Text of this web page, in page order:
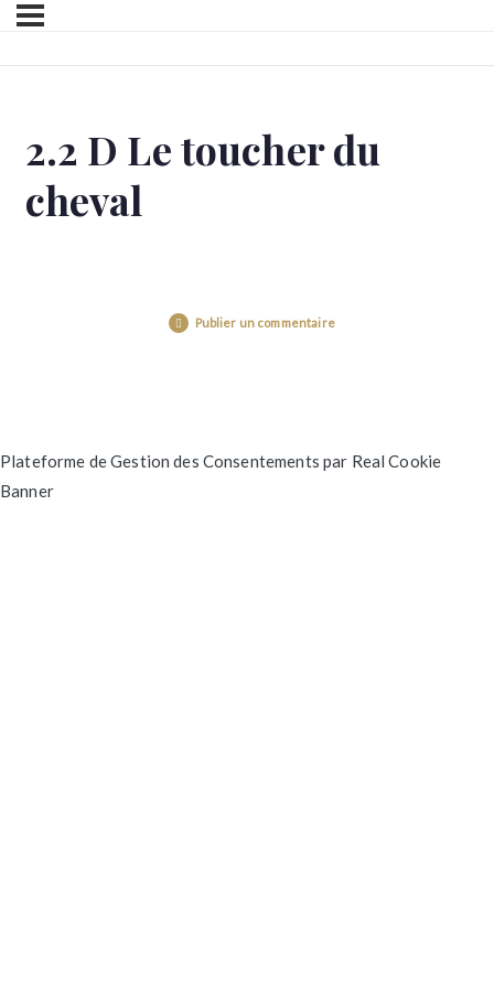
2.2 D Le toucher du
cheval
Publier un commentaire
Plateforme de Gestion des Consentements par Real Cookie
Banner